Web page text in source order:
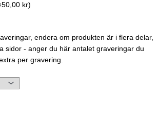
kr)
endera om produkten är i flera delar,
sidor - anger du här antalet graveringar du
per gravering.